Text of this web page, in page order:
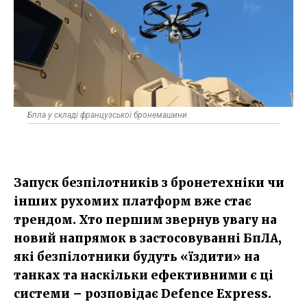
Бпла у складі французської бронемашини
Запуск безпілотників з бронетехніки чи
інших рухомих платформ вже стає
трендом. Хто першим звернув увагу на
новий напрямок в застосовуванні БпЛА,
які безпілотники будуть «їздити» на
танках та наскільки ефективними є ці
системи – розповідає Defence Express.